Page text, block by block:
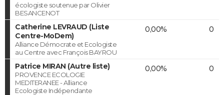
écologiste soutenue par Olivier
BESANCENOT
Catherine LEVRAUD (Liste
Centre-MoDem)
Alliance Démocrate et Ecologiste
au Centre avec François BAYROU
0,00% 0
Patrice MIRAN (Autre liste)
PROVENCE ECOLOGIE
MEDITERANEE - Alliance
Ecologiste Indépendante
0,00% 0